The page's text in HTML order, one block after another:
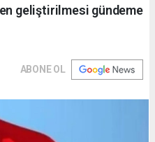
geliştirilmesi gündeme
ABONE OL